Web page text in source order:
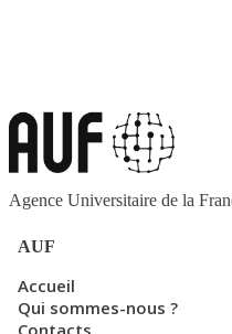
Agence Universitaire de la
AUF
Accueil
Qui sommes-nous ?